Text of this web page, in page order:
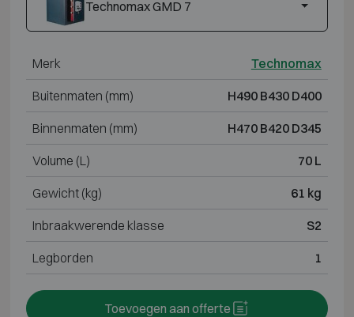
Technomax GMD 7
Merk Technomax
Buitenmaten (mm) H490 B430 D400
Binnenmaten (mm) H470 B420 D345
Volume (L) 70 L
Gewicht (kg) 61 kg
Inbraakwerende klasse S2
Legborden 1
Toevoegen aan offerte